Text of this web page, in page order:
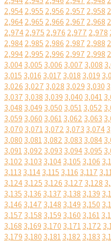
2,9542,955 2,956 2,957 2,958
2,9642,965 2,966 2,967 2,968
2,9742,975 2,976 2,977 2,978
2,9842,985 2,986 2,987 2,988
2,9942,995 2,996 2,997 2,998
3,0043,005 3,006 3,007 3,008
3,015 3,016 3,017 3,018 3,019
3,026 3,027 3,028 3,029 3,030
3,037 3,038 3,039 3,040 3,041
3,048 3,049 3,050 3,0513,052
3,059 3,060 3,0613,062 3,063
3,070 3,0713,072 3,073 3,074
3,080 3,0813,082 3,083 3,084
3,0913,092 3,093 3,0943,095
3,102 3,103 3,1043,105 3,106
3,113 3,1143,115 3,116 3,117
3,1243,125 3,126 3,127 3,128
3,135 3,136 3,137 3,138 3,139
3,146 3,147 3,148 3,149 3,150
3,157 3,158 3,159 3,160 3,161
3,168 3,169 3,170 3,1713,172
3,179 3,180 3,1813,182 3,183